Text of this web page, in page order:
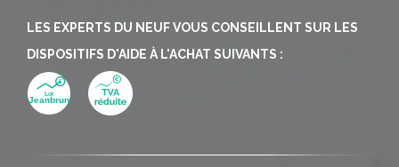
LES EXPERTS DU NEUF VOUS CONSEILLENT SUR LES
DISPOSITIFS D'AIDE À L'ACHAT SUIVANTS :